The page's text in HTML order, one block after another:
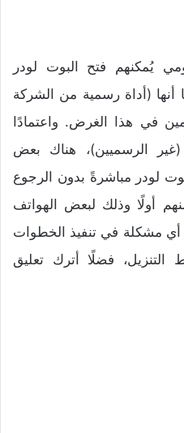
يُمكنهم فتح البوت لودر
أنها (أداة رسمية من الشركة
في هذا الغرض. واعتمادًا
الرسميين)، هناك بعض
لودر مباشرةً بدون الرجوع
أولًا وذلك لبعض الهواتف
أي مشكلة في تنفيذ الخطوات
فضلًا أترك تعليق